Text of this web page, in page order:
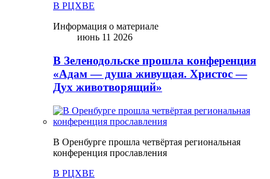
В РЦХВЕ
Информация о материале
июнь 11 2026
В Зеленодольске прошла конференция
«Адам — душа живущая. Христос —
Дух животворящий»
В Оренбурге прошла четвёртая региональная
конференция прославления
В РЦХВЕ